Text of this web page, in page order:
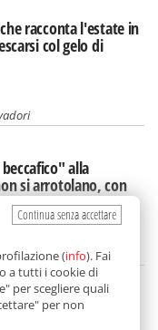
racconta l'estate in
col gelo di
alla
si arrotolano, con
a sorpresa
Continua senza accettare
(info). Fai
a tutti i cookie di
per scegliere quali
per non